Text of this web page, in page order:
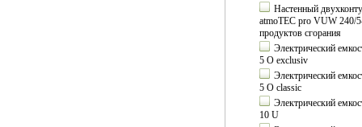
Настенный
atmoTEC pro VUW 240/
продуктов сгорания
Электрический
5 O exclusiv
Электрический
5 O classic
Электрический
10 U